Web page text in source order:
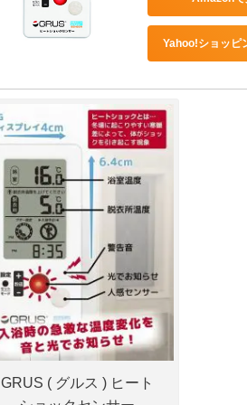
Yahoo!ショッピ
GRUS ( グルス ) ヒート